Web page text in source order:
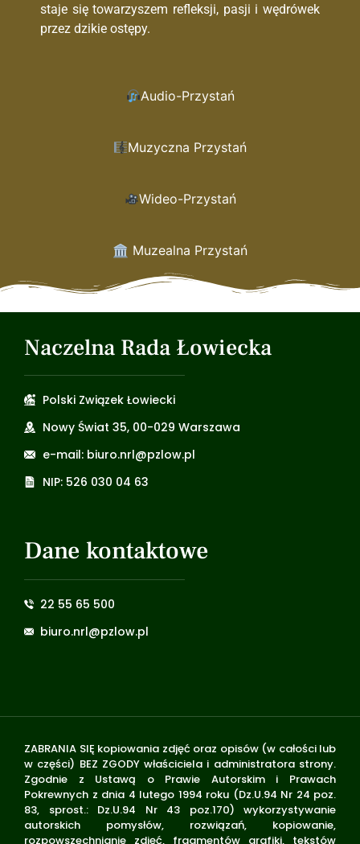
Audio-Przystań
Muzyczna Przystań
Wideo-Przystań
🏛 Muzealna Przystań
staje się towarzyszem refleksji, pasji i wędrówek
przez dzikie ostępy.
Naczelna Rada Łowiecka
Polski Związek Łowiecki
Nowy Świat 35, 00-029 Warszawa
e-mail: biuro.nrl@pzlow.pl
NIP: 526 030 04 63
Dane kontaktowe
22 55 65 500
biuro.nrl@pzlow.pl
ZABRANIA SIĘ kopiowania zdjęć oraz opisów (w całości lub
w części) BEZ ZGODY właściciela i administratora strony.
Zgodnie z Ustawą o Prawie Autorskim i Prawach
Pokrewnych z dnia 4 lutego 1994 roku (Dz.U.94 Nr 24 poz.
83, sprost.: Dz.U.94 Nr 43 poz.170) wykorzystywanie
autorskich pomysłów, rozwiązań, kopiowanie,
rozpowszechnianie zdjęć, fragmentów grafiki, tekstów